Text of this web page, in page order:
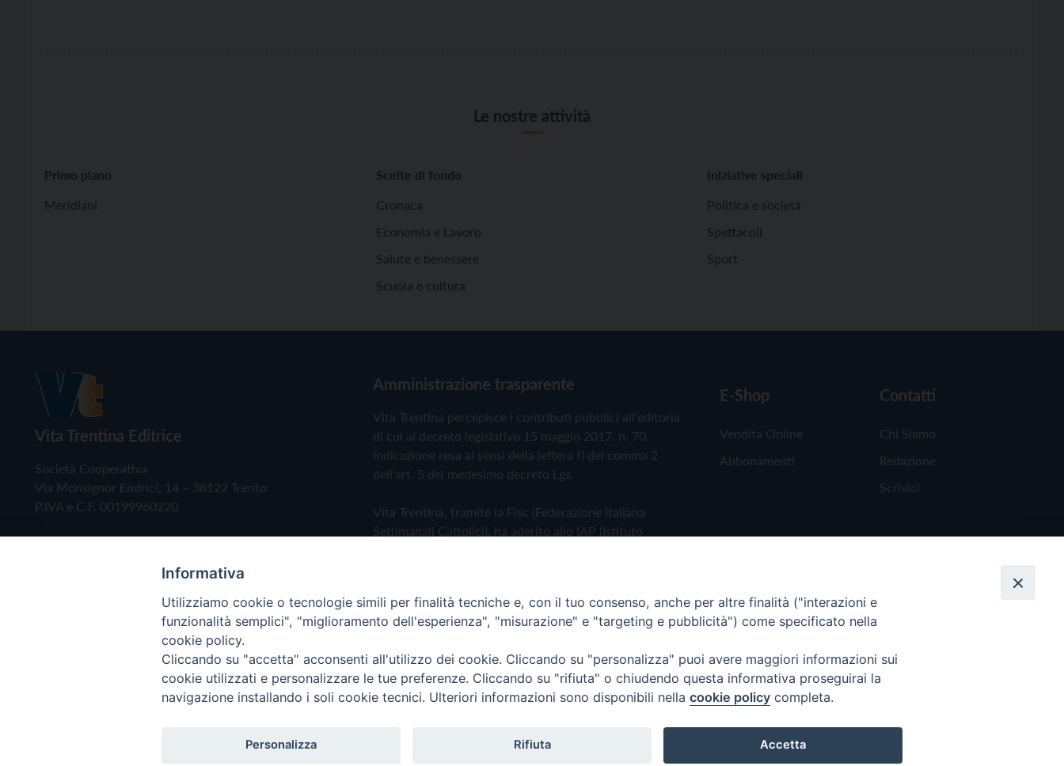
Le nostre attività
Primo piano
Meridiani
Scelte di fondo
Cronaca
Economia e Lavoro
Salute e benessere
Scuola e cultura
Iniziative speciali
Politica e società
Spettacoli
Sport
Vita Trentina Editrice
Società Cooperativa
Via Monsignor Endrici, 14 – 38122 Trento
P.IVA e C.F. 00199960220
Amministrazione trasparente
Vita Trentina percepisce i contributi pubblici all'editoria
di cui al decreto legislativo 15 maggio 2017, n. 70.
Indicazione resa ai sensi della lettera f) del comma 2
dell'art. 5 del medesimo decreto Lgs.
Vita Trentina, tramite la Fisc (Federazione Italiana
Settimanali Cattolici), ha aderito allo IAP (Istituto
Privacy Policy Cookie Policy
E-Shop
Vendita Online
Abbonamenti
Contatti
Chi Siamo
Redazione
Scrivici
Copyright © 2019 - Tutti i diritti riservati - Vita Trentina Editrice
Informativa
Utilizziamo cookie o tecnologie simili per finalità tecniche e, con il tuo consenso, anche per altre finalità ("interazioni e
funzionalità semplici", "miglioramento dell'esperienza", "misurazione" e "targeting e pubblicità") come specificato nella
cookie policy.
Cliccando su "accetta" acconsenti all'utilizzo dei cookie. Cliccando su "personalizza" puoi avere maggiori informazioni sui
cookie utilizzati e personalizzare le tue preferenze. Cliccando su "rifiuta" o chiudendo questa informativa proseguirai la
navigazione installando i soli cookie tecnici. Ulteriori informazioni sono disponibili nella cookie policy completa.
Personalizza Rifiuta Accetta